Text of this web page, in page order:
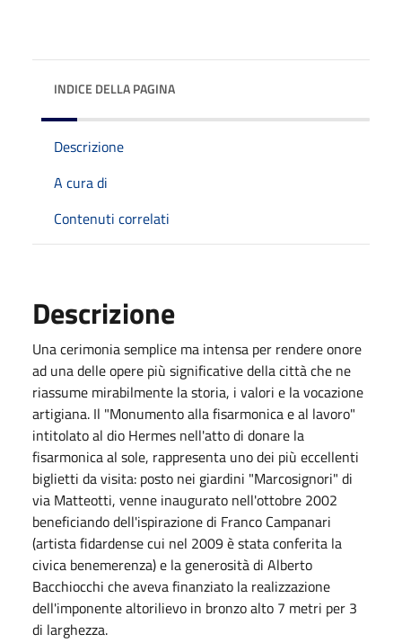
INDICE DELLA PAGINA
Descrizione
A cura di
Contenuti correlati
Descrizione
Una cerimonia semplice ma intensa per rendere onore
ad una delle opere più significative della città che ne
riassume mirabilmente la storia, i valori e la vocazione
artigiana. Il "Monumento alla fisarmonica e al lavoro"
intitolato al dio Hermes nell'atto di donare la
fisarmonica al sole, rappresenta uno dei più eccellenti
biglietti da visita: posto nei giardini "Marcosignori" di
via Matteotti, venne inaugurato nell'ottobre 2002
beneficiando dell'ispirazione di Franco Campanari
(artista fidardense cui nel 2009 è stata conferita la
civica benemerenza) e la generosità di Alberto
Bacchiocchi che aveva finanziato la realizzazione
dell'imponente altorilievo in bronzo alto 7 metri per 3
di larghezza.